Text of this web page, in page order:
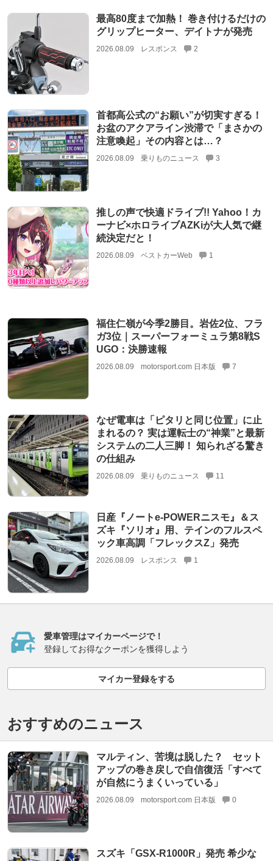
最高80度まで加熱！ 巻き付けるだけの
グリップヒーター、デイトナが発売
2026.08.09 レスポンス 2
首都高公式の“お願い”が切実すぎる！
お盆のアクアライン渋滞で「まさかの
注意喚起」その内容とは…？
2026.08.09 乗りものニュース 3
推しの声で快適ドライブ!! Yahoo！カ
ーナビ×ホロライブAZKiが大人気で継
続決定だと！
2026.08.09 ベストカーWeb 1
福住仁嶺が今季2勝目。岩佐2位、フラ
ガ3位｜スーパーフォーミュラ第8戦S
UGO：決勝速報
2026.08.09 motorsport.com 日本版 7
なぜ電車は「ピタリと同じ位置」に止
まれるの？ 実は運転士の“神業”と最新
システムの二人三脚！ 知られざる驚き
の仕組み
2026.08.09 乗りものニュース 11
日産『ノートe-POWERニスモ』＆ス
ズキ『ソリオ』用、テインのフルスペ
ック車高調「フレックスZ」発売
2026.08.09 レスポンス 1
愛車管理はマイカーページで！
登録してお得なクーポンを獲得しよう
マイカー登録をする
おすすめのニュース
マルティン、苦境は脱した？ セット
アップの巻き戻しで自信復活「すべて
が自然にうまくいっている」
2026.08.09 motorsport.com 日本版 0
スズキ「GSX-R1000R」発売 希少な